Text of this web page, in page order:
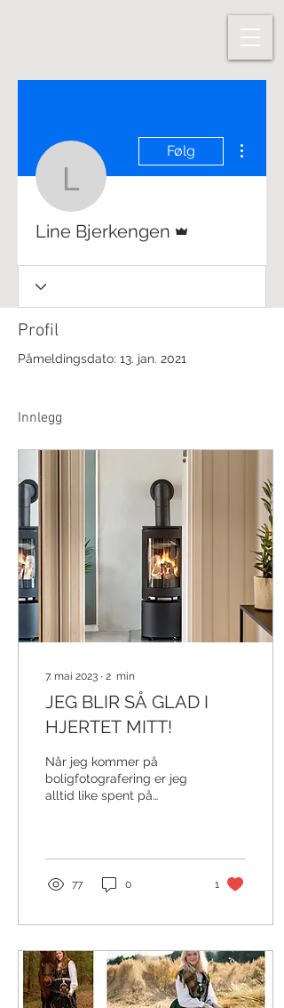
Line Bjerkengen
Følg
Line Bjerkengen
Profil
Påmeldingsdato: 13. jan. 2021
Innlegg
7. mai 2023 ∙ 2 min
JEG BLIR SÅ GLAD I
HJERTET MITT!
Når jeg kommer på
boligfotografering er jeg
alltid like spent på
sånn her...
77 0 1